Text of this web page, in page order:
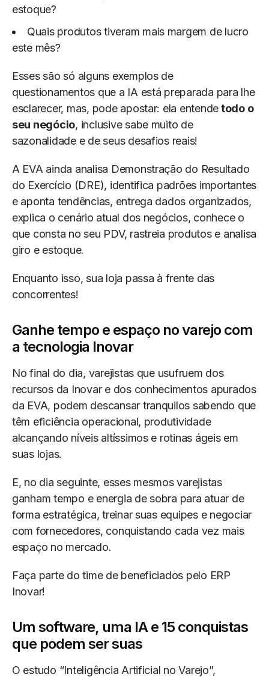
estoque?
Quais produtos tiveram mais margem de lucro
este mês?
Esses são só alguns exemplos de
questionamentos que a IA está preparada para lhe
esclarecer, mas, pode apostar: ela entendetodo o
seu negócio, inclusive sabe muito de
sazonalidade e de seus desafios reais!
A EVA ainda analisa Demonstração do Resultado
do Exercício (DRE), identifica padrões importantes
e aponta tendências, entrega dados organizados,
explica o cenário atual dos negócios, conhece o
que consta no seu PDV, rastreia produtos e analisa
giro e estoque.
Enquanto isso, sua loja passa à frente das
concorrentes!
Ganhe tempo e espaço no varejo com
a tecnologia Inovar
No final do dia, varejistas que usufruem dos
recursos da Inovar e dos conhecimentos apurados
da EVA, podem descansar tranquilos sabendo que
têm eficiência operacional, produtividade
alcançando níveis altíssimos e rotinas ágeis em
suas lojas.
E, no dia seguinte, esses mesmos varejistas
ganham tempo e energia de sobra para atuar de
forma estratégica, treinar suas equipes e negociar
com fornecedores, conquistando cada vez mais
espaço no mercado.
Faça parte do time de beneficiados pelo ERP
Inovar!
Um software, uma IA e 15 conquistas
que podem ser suas
O estudo “Inteligência Artificial no Varejo”,